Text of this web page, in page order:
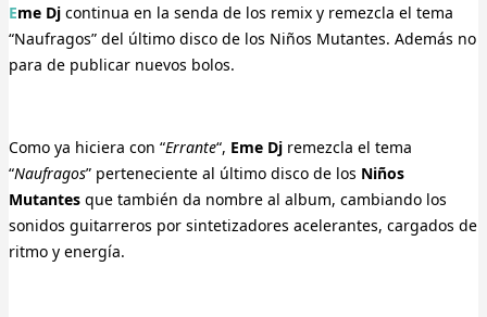
Eme Dj continua en la senda de los remix y remezcla el tema
“Naufragos” del último disco de los Niños Mutantes. Además no
para de publicar nuevos bolos.
Como ya hiciera con “Errante“, Eme Dj remezcla el tema
“Naufragos” perteneciente al último disco de los Niños
Mutantes que también da nombre al album, cambiando los
sonidos guitarreros por sintetizadores acelerantes, cargados de
ritmo y energía.